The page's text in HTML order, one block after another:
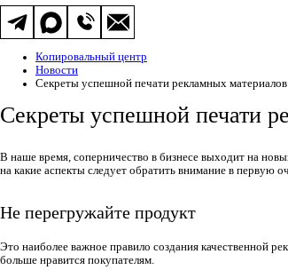
Копировальный центр
Новости
Секреты успешной печати рекламных материалов
Секреты успешной печати
В наше время, соперничество в бизнесе выходит на
на какие аспекты следует обратить внимание в первую
Не перегружайте продукт
Это наиболее важное правило создания качественной
больше нравится покупателям.